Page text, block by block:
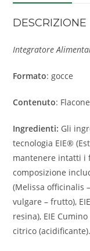
DESCRIZIONE
Integratore
Formato: gocce
Contenuto:
Ingredienti: Gli
tecnologia EIE®
mantenere intatti i
composizione
(Melissa officinalis
vulgare – frutto),
resina), EIE
citrico (acidificante).